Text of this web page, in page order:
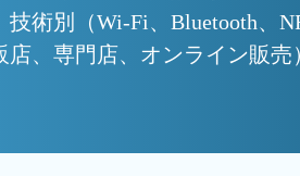
技術別（Wi-Fi、Bluetooth、
店、専門店、オンライン販